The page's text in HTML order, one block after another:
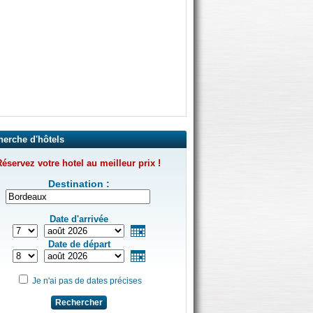
d'hôtels
votre hotel au meilleur prix !
Destination :
Date d'arrivée
Date de départ
Je n'ai pas de dates précises
Rechercher